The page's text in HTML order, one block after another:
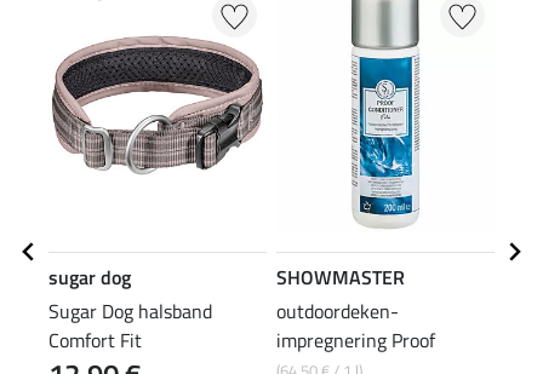
sugar dog
Sugar Dog halsband
Comfort Fit
SHOWMASTER
outdoordeken-
impregnering Proof